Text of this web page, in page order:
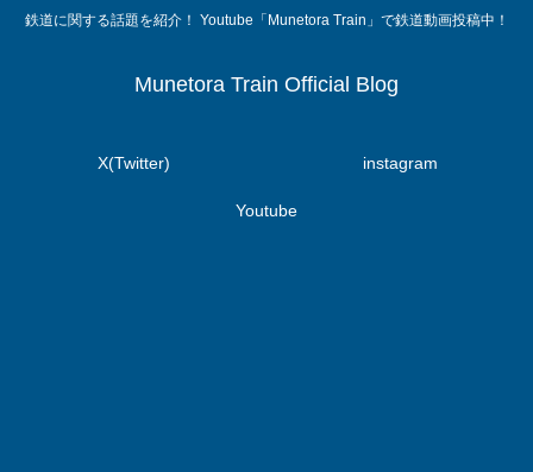
鉄道に関する話題を紹介！ Youtube「Munetora Train」で鉄道動画投稿中！
Munetora Train Official Blog
X(Twitter) instagram
Youtube